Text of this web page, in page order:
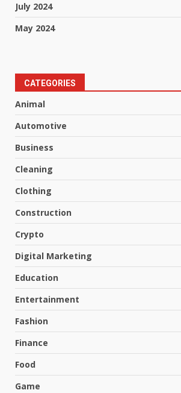
July 2024
May 2024
CATEGORIES
Animal
Automotive
Business
Cleaning
Clothing
Construction
Crypto
Digital Marketing
Education
Entertainment
Fashion
Finance
Food
Game